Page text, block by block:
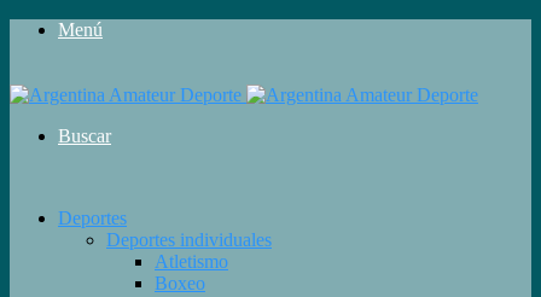
Menú
Buscar
Deportes
Deportes individuales
Atletismo
Boxeo